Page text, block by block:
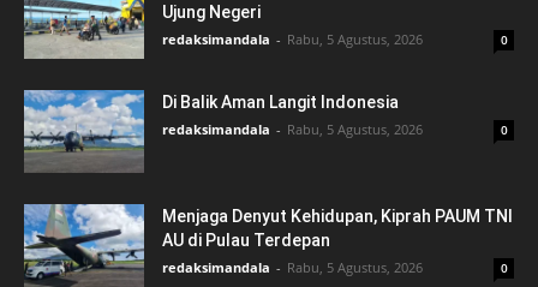
Ujung Negeri
redaksimandala - Rabu, 5 Agustus, 2026 0
Di Balik Aman Langit Indonesia
redaksimandala - Rabu, 5 Agustus, 2026 0
Menjaga Denyut Kehidupan, Kiprah PAUM TNI
AU di Pulau Terdepan
redaksimandala - Rabu, 5 Agustus, 2026 0